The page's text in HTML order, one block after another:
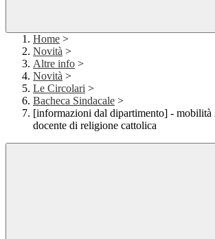
Home >
Novità >
Altre info >
Novità >
Le Circolari >
Bacheca Sindacale >
[informazioni dal dipartimento] - mobilità
docente di religione cattolica